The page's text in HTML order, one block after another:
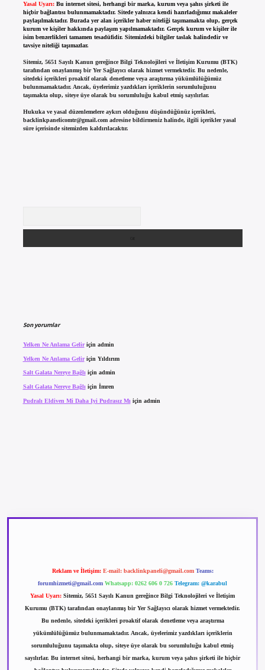
Yasal Uyarı: Bu internet sitesi, herhangi bir marka, kurum veya şahıs şirketi ile
hiçbir bağlantısı bulunmamaktadır. Sitede yalnızca kendi hazırladığımız makaleler
paylaşılmaktadır. Burada yer alan içerikler haber niteliği taşımamakta olup, gerçek
kurum ve kişiler hakkında paylaşım yapılmamaktadır. Gerçek kurum ve kişiler ile
isim benzerlikleri tamamen tesadüfidir. Sitemizdeki bilgiler taslak halindedir ve
tavsiye niteliği taşımazlar.
Sitemiz, 5651 Sayılı Kanun gereğince Bilgi Teknolojileri ve İletişim Kurumu (BTK)
tarafından onaylanmış bir Yer Sağlayıcı olarak hizmet vermektedir. Bu nedenle,
sitedeki içerikleri proaktif olarak denetleme veya araştırma yükümlülüğümüz
bulunmamaktadır. Ancak, üyelerimiz yazdıkları içeriklerin sorumluluğunu
taşımakta olup, siteye üye olarak bu sorumluluğu kabul etmiş sayılırlar.
Hukuka ve yasal düzenlemelere aykırı olduğunu düşündüğünüz içerikleri,
backlinkpanelicomtr@gmail.comadresine bildirmeniz halinde, ilgili içerikler yasal
süre içerisinde sitemizden kaldırılacaktır.
Son yorumlar
Yelken Ne Anlama Geliriçin admin
Yelken Ne Anlama Geliriçin Yıldırım
Salt Galata Nereye Bağlıiçin admin
Salt Galata Nereye Bağlı için İmren
Pudralı Eldiven Mi Daha Iyi Pudrasız Mı için admin
Reklam ve İletişim: E-mail: backlinkpaneli@gmail.com Teams:
forumhizmeti@gmail.com Whatsapp: 0262 606 0 726 Telegram: @karabul
Yasal Uyarı: Sitemiz, 5651 Sayılı Kanun gereğince Bilgi Teknolojileri ve İletişim
Kurumu (BTK) tarafından onaylanmış bir Yer Sağlayıcı olarak hizmet vermektedir.
Bu nedenle, sitedeki içerikleri proaktif olarak denetleme veya araştırma
yükümlülüğümüz bulunmamaktadır. Ancak, üyelerimiz yazdıkları içeriklerin
sorumluluğunu taşımakta olup, siteye üye olarak bu sorumluluğu kabul etmiş
sayılırlar. Bu internet sitesi, herhangi bir marka, kurum veya şahıs şirketi ile hiçbir